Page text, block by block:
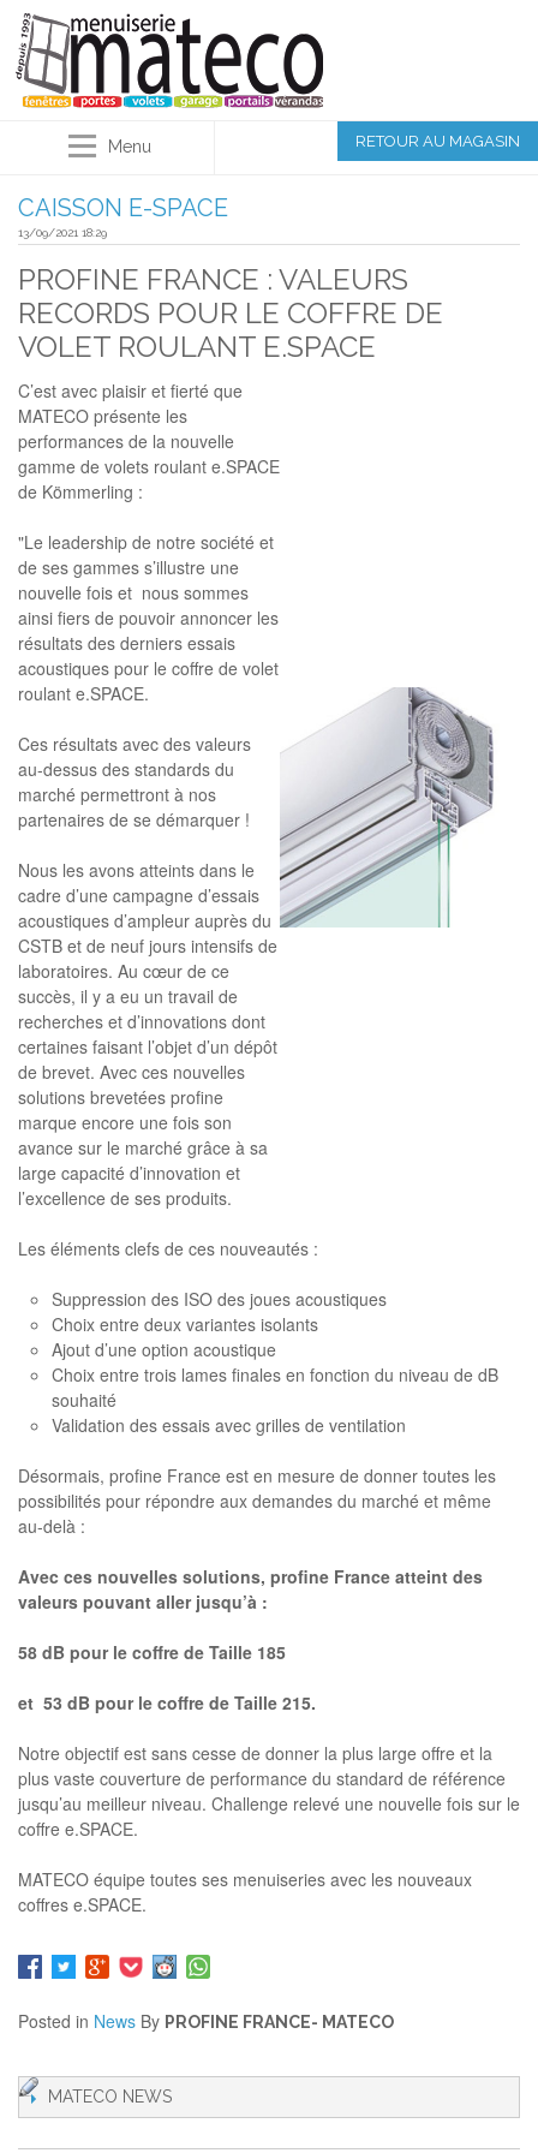
Menu RETOUR AU MAGASIN
CAISSON E-SPACE
13/09/2021 18:29
PROFINE FRANCE : VALEURS
RECORDS POUR LE COFFRE DE
VOLET ROULANT E.SPACE
C’est avec plaisir et fierté que
MATECO présente les
performances de la nouvelle
gamme de volets roulant e.SPACE
de Kömmerling :
"Le leadership de notre société et
de ses gammes s’illustre une
nouvelle fois et nous sommes
ainsi fiers de pouvoir annoncer les
résultats des derniers essais
acoustiques pour le coffre de volet
roulant e.SPACE.
Ces résultats avec des valeurs
au-dessus des standards du
marché permettront à nos
partenaires de se démarquer !
Nous les avons atteints dans le
cadre d’une campagne d’essais
acoustiques d’ampleur auprès du
CSTB et de neuf jours intensifs de
laboratoires. Au cœur de ce
succès, il y a eu un travail de
recherches et d’innovations dont
certaines faisant l’objet d’un dépôt
de brevet. Avec ces nouvelles
solutions brevetées profine
marque encore une fois son
avance sur le marché grâce à sa
large capacité d’innovation et
l’excellence de ses produits.
Les éléments clefs de ces nouveautés :
Suppression des ISO des joues acoustiques
Choix entre deux variantes isolants
Ajout d’une option acoustique
Choix entre trois lames finales en fonction du niveau de dB
souhaité
Validation des essais avec grilles de ventilation
Désormais, profine France est en mesure de donner toutes les
possibilités pour répondre aux demandes du marché et même
au-delà :
Avec ces nouvelles solutions, profine France atteint des
valeurs pouvant aller jusqu’à :
58 dB pour le coffre de Taille 185
et 53 dB pour le coffre de Taille 215.
Notre objectif est sans cesse de donner la plus large offre et la
plus vaste couverture de performance du standard de référence
jusqu’au meilleur niveau. Challenge relevé une nouvelle fois sur le
coffre e.SPACE.
MATECO équipe toutes ses menuiseries avec les nouveaux
coffres e.SPACE.
Posted in News By PROFINE FRANCE- MATECO
MATECO NEWS